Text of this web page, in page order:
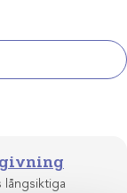
långsiktiga